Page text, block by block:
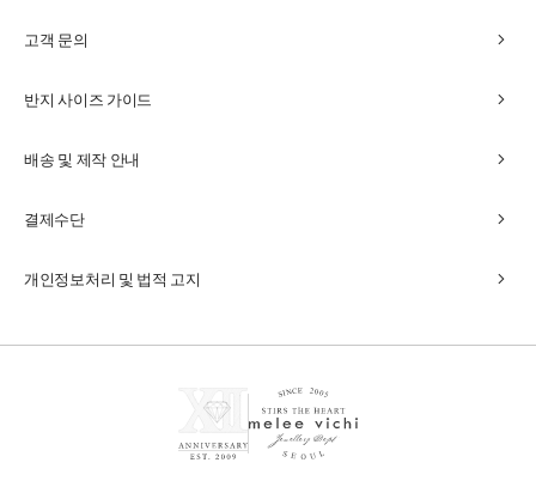
고객 문의 chevron_right
반지 사이즈 가이드 chevron_right
배송 및 제작 안내 chevron_right
결제수단 chevron_right
개인정보처리 및 법적 고지 chevron_right